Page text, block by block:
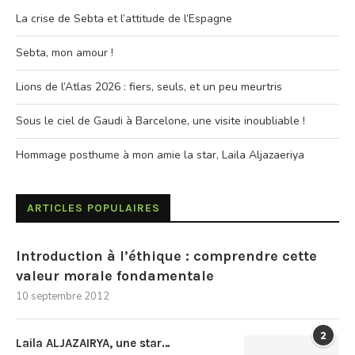
La crise de Sebta et l’attitude de l’Espagne
Sebta, mon amour !
Lions de l’Atlas 2026 : fiers, seuls, et un peu meurtris
Sous le ciel de Gaudi à Barcelone, une visite inoubliable !
Hommage posthume à mon amie la star, Laila Aljazaeriya
ARTICLES POPULAIRES
Introduction à l’éthique : comprendre cette
valeur morale fondamentale
10 septembre 2012
2
Laila ALJAZAIRYA, une star…